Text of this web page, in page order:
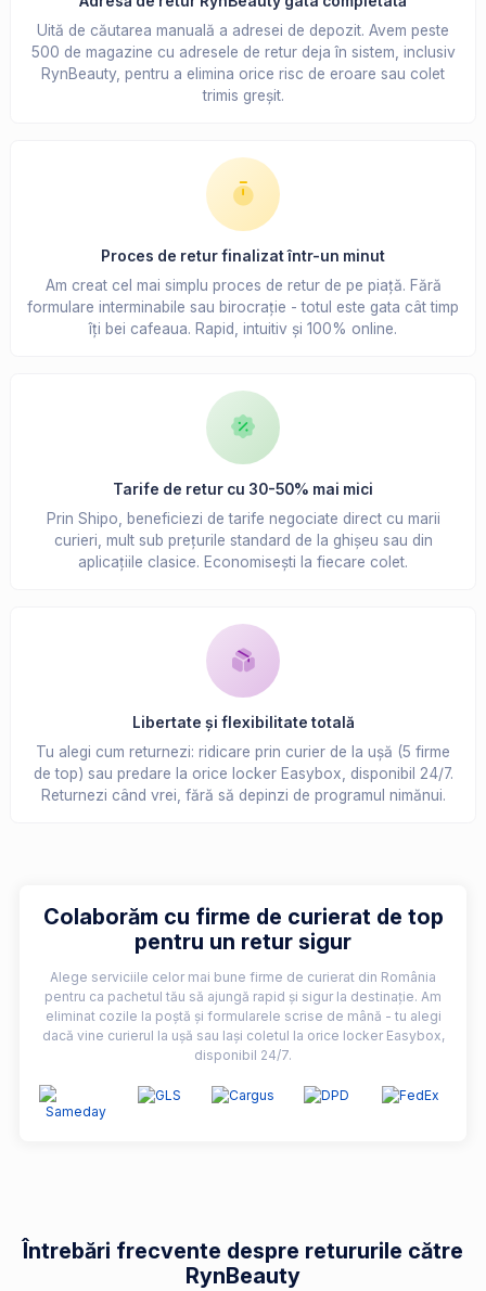
Uită de căutarea manuală a adresei de depozit. Avem peste
500 de magazine cu adresele de retur deja în sistem, inclusiv
RynBeauty, pentru a elimina orice risc de eroare sau colet
trimis greșit.
Proces de retur finalizat într-un minut
Am creat cel mai simplu proces de retur de pe piață. Fără
formulare interminabile sau birocrație - totul este gata cât timp
îți bei cafeaua. Rapid, intuitiv și 100% online.
Tarife de retur cu 30-50% mai mici
Prin Shipo, beneficiezi de tarife negociate direct cu marii
curieri, mult sub prețurile standard de la ghișeu sau din
aplicațiile clasice. Economisești la fiecare colet.
Libertate și flexibilitate totală
Tu alegi cum returnezi: ridicare prin curier de la ușă (5 firme
de top) sau predare la orice locker Easybox, disponibil 24/7.
Returnezi când vrei, fără să depinzi de programul nimănui.
Colaborăm cu firme de curierat de top
pentru un retur sigur
Alege serviciile celor mai bune firme de curierat din România
pentru ca pachetul tău să ajungă rapid și sigur la destinație. Am
eliminat cozile la poștă și formularele scrise de mână - tu alegi
dacă vine curierul la ușă sau lași coletul la orice locker Easybox,
disponibil 24/7.
Întrebări frecvente despre retururile către
RynBeauty